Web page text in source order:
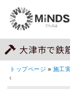
大津市で鉄
トップページ » 施工